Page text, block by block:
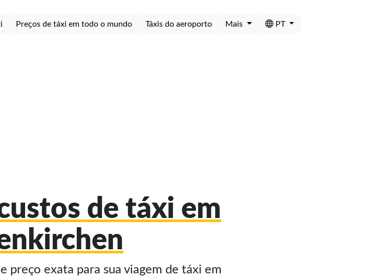
Preços de táxi em todo o mundo Táxis do aeroporto Mais PT
de táxi em
preço exata para sua viagem de táxi em